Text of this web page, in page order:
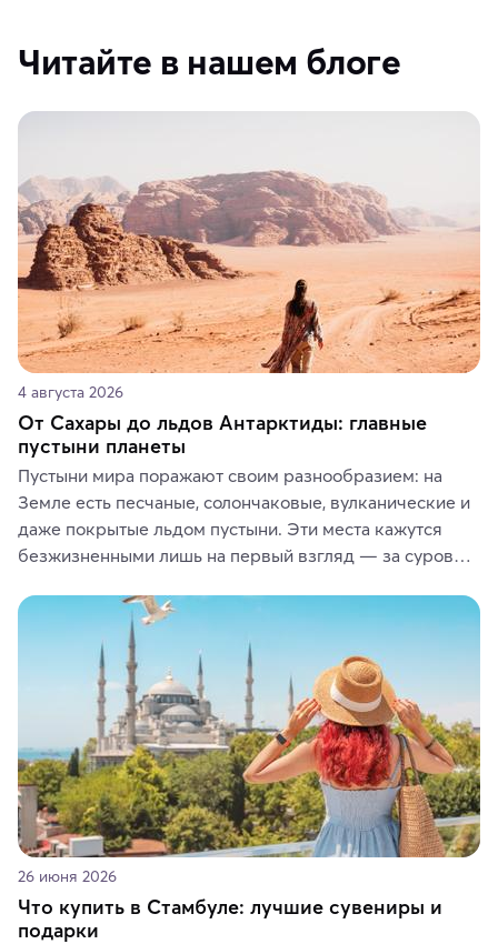
Читайте в нашем блоге
4 августа 2026
От Сахары до льдов Антарктиды: главные
пустыни планеты
Пустыни мира поражают своим разнообразием: на
Земле есть песчаные, солончаковые, вулканические и
даже покрытые льдом пустыни. Эти места кажутся
безжизненными лишь на первый взгляд — за суровой
животные и маршруты, которые дарят одни из самых
ярких впечатлений от путешествий.
26 июня 2026
Что купить в Стамбуле: лучшие сувениры и
подарки